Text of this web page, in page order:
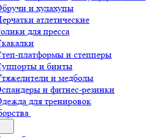
и хулахупы
атлетические
для пресса
платформы и степперы
и бинты
и медболы
и фитнес-резинки
для тренировок